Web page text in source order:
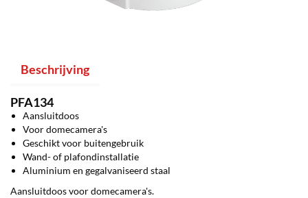
Beschrijving
PFA134
Aansluitdoos
Voor domecamera's
Geschikt voor buitengebruik
Wand- of plafondinstallatie
Aluminium en gegalvaniseerd staal
Aansluitdoos voor domecamera's.